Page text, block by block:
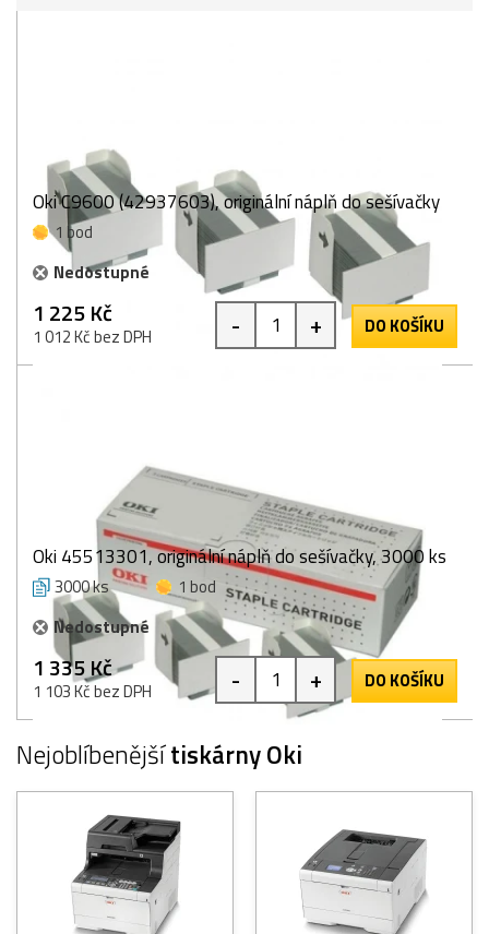
Oki C9600 (42937603), originální náplň do sešívačky
1 bod
Nedostupné
1 225 Kč
1 012 Kč bez DPH - + DO KOŠÍKU
Oki 45513301, originální náplň do sešívačky, 3000 ks
3000 ks
1 bod
Nedostupné
1 335 Kč
1 103 Kč bez DPH - + DO KOŠÍKU
Nejoblíbenějšítiskárny Oki